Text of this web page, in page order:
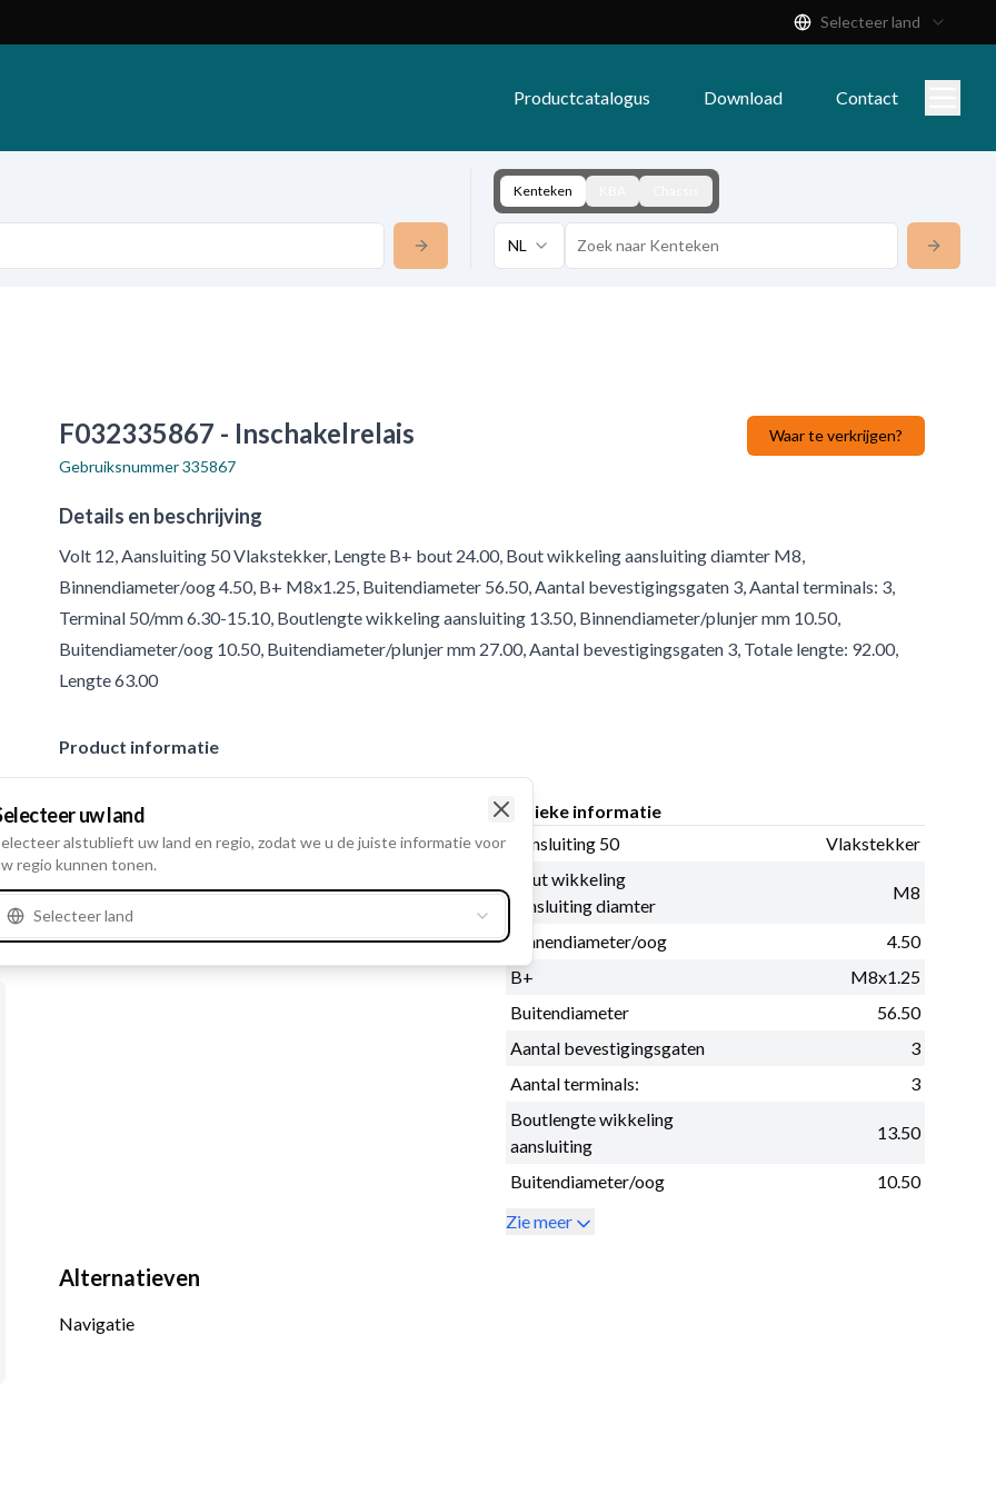
Selecteer land
Productcatalogus Download Contact
Kenteken
NL
F032335867 - Inschakelrelais
Waar te verkrijgen?
Gebruiksnummer335867
Details en beschrijving
Volt 12, Aansluiting 50 Vlakstekker, Lengte B+ bout 24.00, Bout wikkeling aansluiting diamter M8,
Binnendiameter/oog 4.50, B+ M8x1.25, Buitendiameter 56.50, Aantal bevestigingsgaten 3, Aantal terminals: 3,
Terminal 50/mm 6.30-15.10, Boutlengte wikkeling aansluiting 13.50, Binnendiameter/plunjer mm 10.50,
Buitendiameter/oog 10.50, Buitendiameter/plunjer mm 27.00, Aantal bevestigingsgaten 3, Totale lengte: 92.00,
Lengte 63.00
Product informatie
Electrische informatie
Volt
12
Fysieke informatie
Aansluiting 50
Vlakstekker
Bout wikkeling
aansluiting diamter
M8
Binnendiameter/oog
4.50
B+
M8x1.25
Buitendiameter
56.50
Aantal bevestigingsgaten
3
Aantal terminals:
3
Boutlengte wikkeling
aansluiting
13.50
Buitendiameter/oog
10.50
Zie meer
Alternatieven
Navigatie
uw land
alstublieft uw land en regio, zodat we u de juiste informatie voor
regio kunnen tonen.
Selecteer land